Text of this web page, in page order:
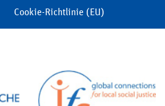
Cookie-Richtlinie (EU)